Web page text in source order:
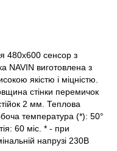
480х600 сенсор з
NAVIN виготовлена з
якістю і міцністю.
стінки перемичок
2 мм. Теплова
температура (*): 50°
60 міс. * - при
напрузі 230В